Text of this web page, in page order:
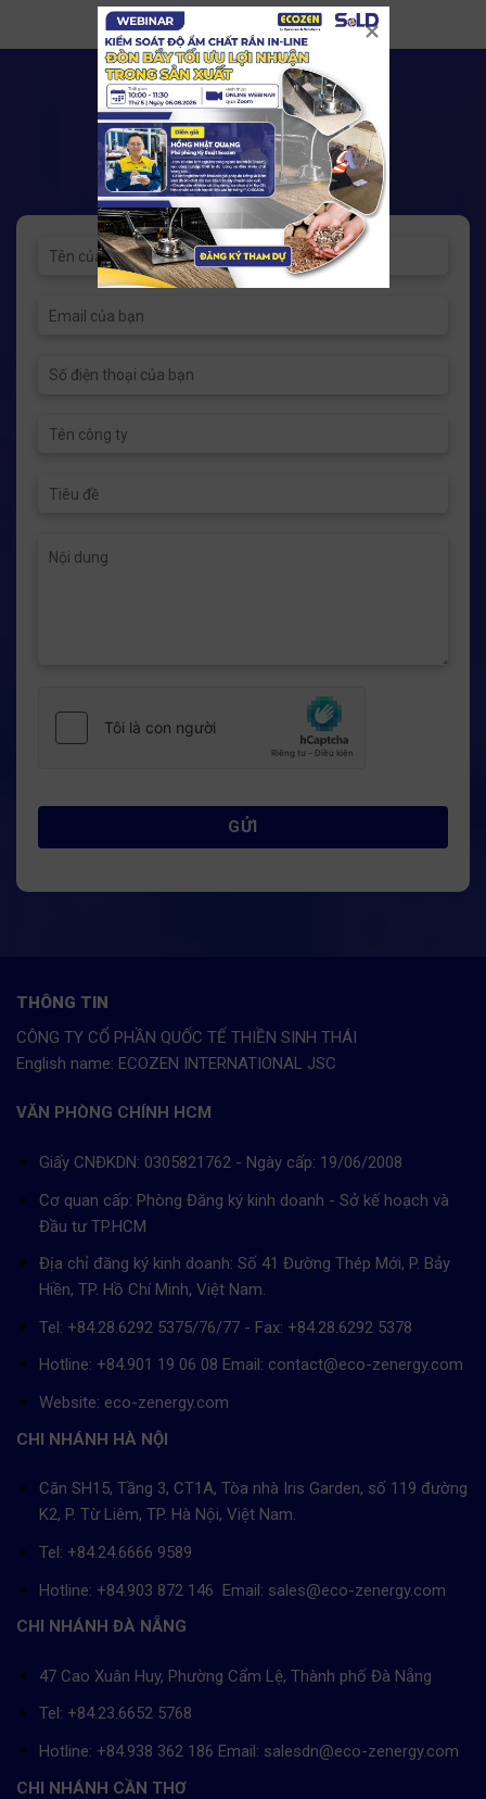
Hỗ trợ kỹ thuật / tư vấn báo giá
0901 19 06 08
THÔNG TIN
CÔNG TY CỔ PHẦN QUỐC TẾ THIỀN SINH THÁI
English name: ECOZEN INTERNATIONAL JSC
VĂN PHÒNG CHÍNH HCM
Giấy CNĐKDN: 0305821762 - Ngày cấp: 19/06/2008
Cơ quan cấp: Phòng Đăng ký kinh doanh - Sở kế hoạch và
Đầu tư TP.HCM
Địa chỉ đăng ký kinh doanh: Số 41 Đường Thép Mới, P. Bảy
Hiền, TP. Hồ Chí Minh, Việt Nam.
Tel: +84.28.6292 5375/76/77 - Fax: +84.28.6292 5378
Hotline: +84.901 19 06 08 Email: contact@eco-zenergy.com
Website: eco-zenergy.com
CHI NHÁNH HÀ NỘI
Căn SH15, Tầng 3, CT1A, Tòa nhà Iris Garden, số 119 đường
K2, P. Từ Liêm, TP. Hà Nội, Việt Nam.
Tel: +84.24.6666 9589
Hotline: +84.903 872 146 Email: sales@eco-zenergy.com
CHI NHÁNH ĐÀ NẴNG
47 Cao Xuân Huy, Phường Cẩm Lệ, Thành phố Đà Nẵng
Tel: +84.23.6652 5768
Hotline: +84.938 362 186 Email: salesdn@eco-zenergy.com
CHI NHÁNH CẦN THƠ